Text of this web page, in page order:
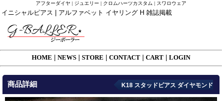
アフターダイヤ | ジュエリー | クロムハーツカスタム | スワロウェア
イニシャルピアス | アルファベット イヤリング H 雑誌掲載
HOME NEWS STORE CONTACT CART LOGIN
商品詳細 K18 スタッドピアス ダイヤモンド